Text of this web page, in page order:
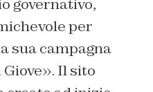
governativo,
per
sua campagna
Il sito